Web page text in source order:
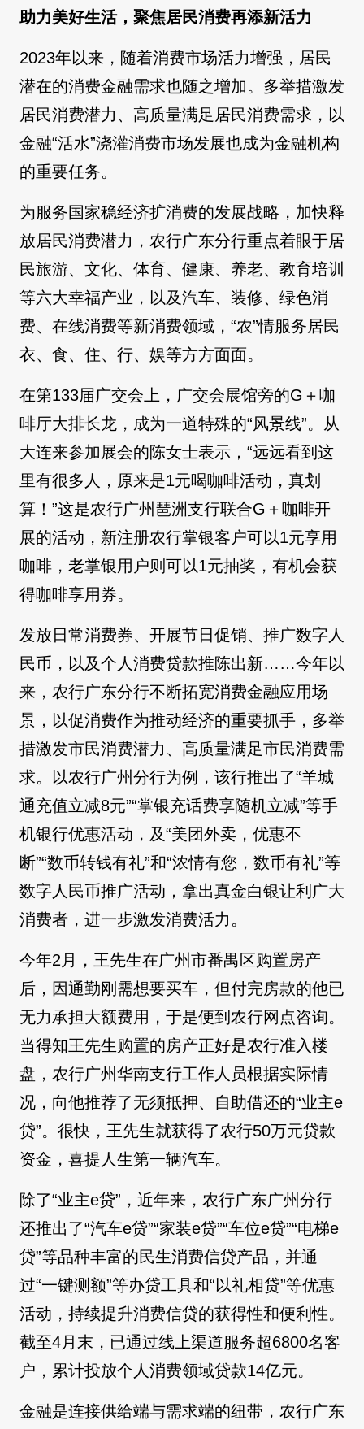
助力美好生活，聚焦居民消费再添新活力
2023年以来，随着消费市场活力增强，居民
潜在的消费金融需求也随之增加。多举措激发
居民消费潜力、高质量满足居民消费需求，以
金融“活水”浇灌消费市场发展也成为金融机构
的重要任务。
为服务国家稳经济扩消费的发展战略，加快释
放居民消费潜力，农行广东分行重点着眼于居
民旅游、文化、体育、健康、养老、教育培训
等六大幸福产业，以及汽车、装修、绿色消
费、在线消费等新消费领域，“农”情服务居民
衣、食、住、行、娱等方方面面。
在第133届广交会上，广交会展馆旁的G＋咖
啡厅大排长龙，成为一道特殊的“风景线”。从
大连来参加展会的陈女士表示，“远远看到这
里有很多人，原来是1元喝咖啡活动，真划
算！”这是农行广州琶洲支行联合G＋咖啡开
展的活动，新注册农行掌银客户可以1元享用
咖啡，老掌银用户则可以1元抽奖，有机会获
得咖啡享用券。
发放日常消费券、开展节日促销、推广数字人
民币，以及个人消费贷款推陈出新……今年以
来，农行广东分行不断拓宽消费金融应用场
景，以促消费作为推动经济的重要抓手，多举
措激发市民消费潜力、高质量满足市民消费需
求。以农行广州分行为例，该行推出了“羊城
通充值立减8元”“掌银充话费享随机立减”等手
机银行优惠活动，及“美团外卖，优惠不
断”“数币转钱有礼”和“浓情有您，数币有礼”等
数字人民币推广活动，拿出真金白银让利广大
消费者，进一步激发消费活力。
今年2月，王先生在广州市番禺区购置房产
后，因通勤刚需想要买车，但付完房款的他已
无力承担大额费用，于是便到农行网点咨询。
当得知王先生购置的房产正好是农行准入楼
盘，农行广州华南支行工作人员根据实际情
况，向他推荐了无须抵押、自助借还的“业主e
贷”。很快，王先生就获得了农行50万元贷款
资金，喜提人生第一辆汽车。
除了“业主e贷”，近年来，农行广东广州分行
还推出了“汽车e贷”“家装e贷”“车位e贷”“电梯e
贷”等品种丰富的民生消费信贷产品，并通
过“一键测额”等办贷工具和“以礼相贷”等优惠
活动，持续提升消费信贷的获得性和便利性。
截至4月末，已通过线上渠道服务超6800名客
户，累计投放个人消费领域贷款14亿元。
金融是连接供给端与需求端的纽带，农行广东